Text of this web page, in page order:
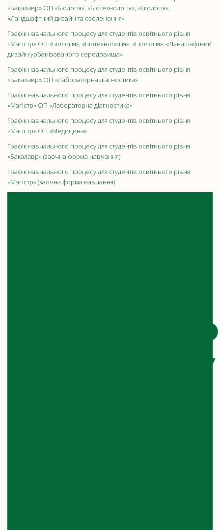
«Бакалавр» ОП «Біологія», «Біотехнологія», «Екологія»,
«Ландшафтний дизайн та озеленення»
Графік навчального процесу для студентів освітнього рівня
«Магістр» ОП «Біологія», «Біотехнологія», «Екологія», «Ландшафтний
дизайн урбанізованого середовища»
Графік навчального процесу для студентів освітнього рівня
«Бакалавр» ОП «Лабораторна діагностика»
Графік навчального процесу для студентів освітнього рівня
«Магістр» ОП «Лабораторна діагностика»
Графік навчального процесу для студентів освітнього рівня
«Магістр» ОП «Медицина»
Графік навчального процесу для студентів освітнього рівня
«Бакалавр» (заочна форма навчання)
Графік навчального процесу для студентів освітнього рівня
«Магістр» (заочна форма навчання)
ПРОЦЕСУ